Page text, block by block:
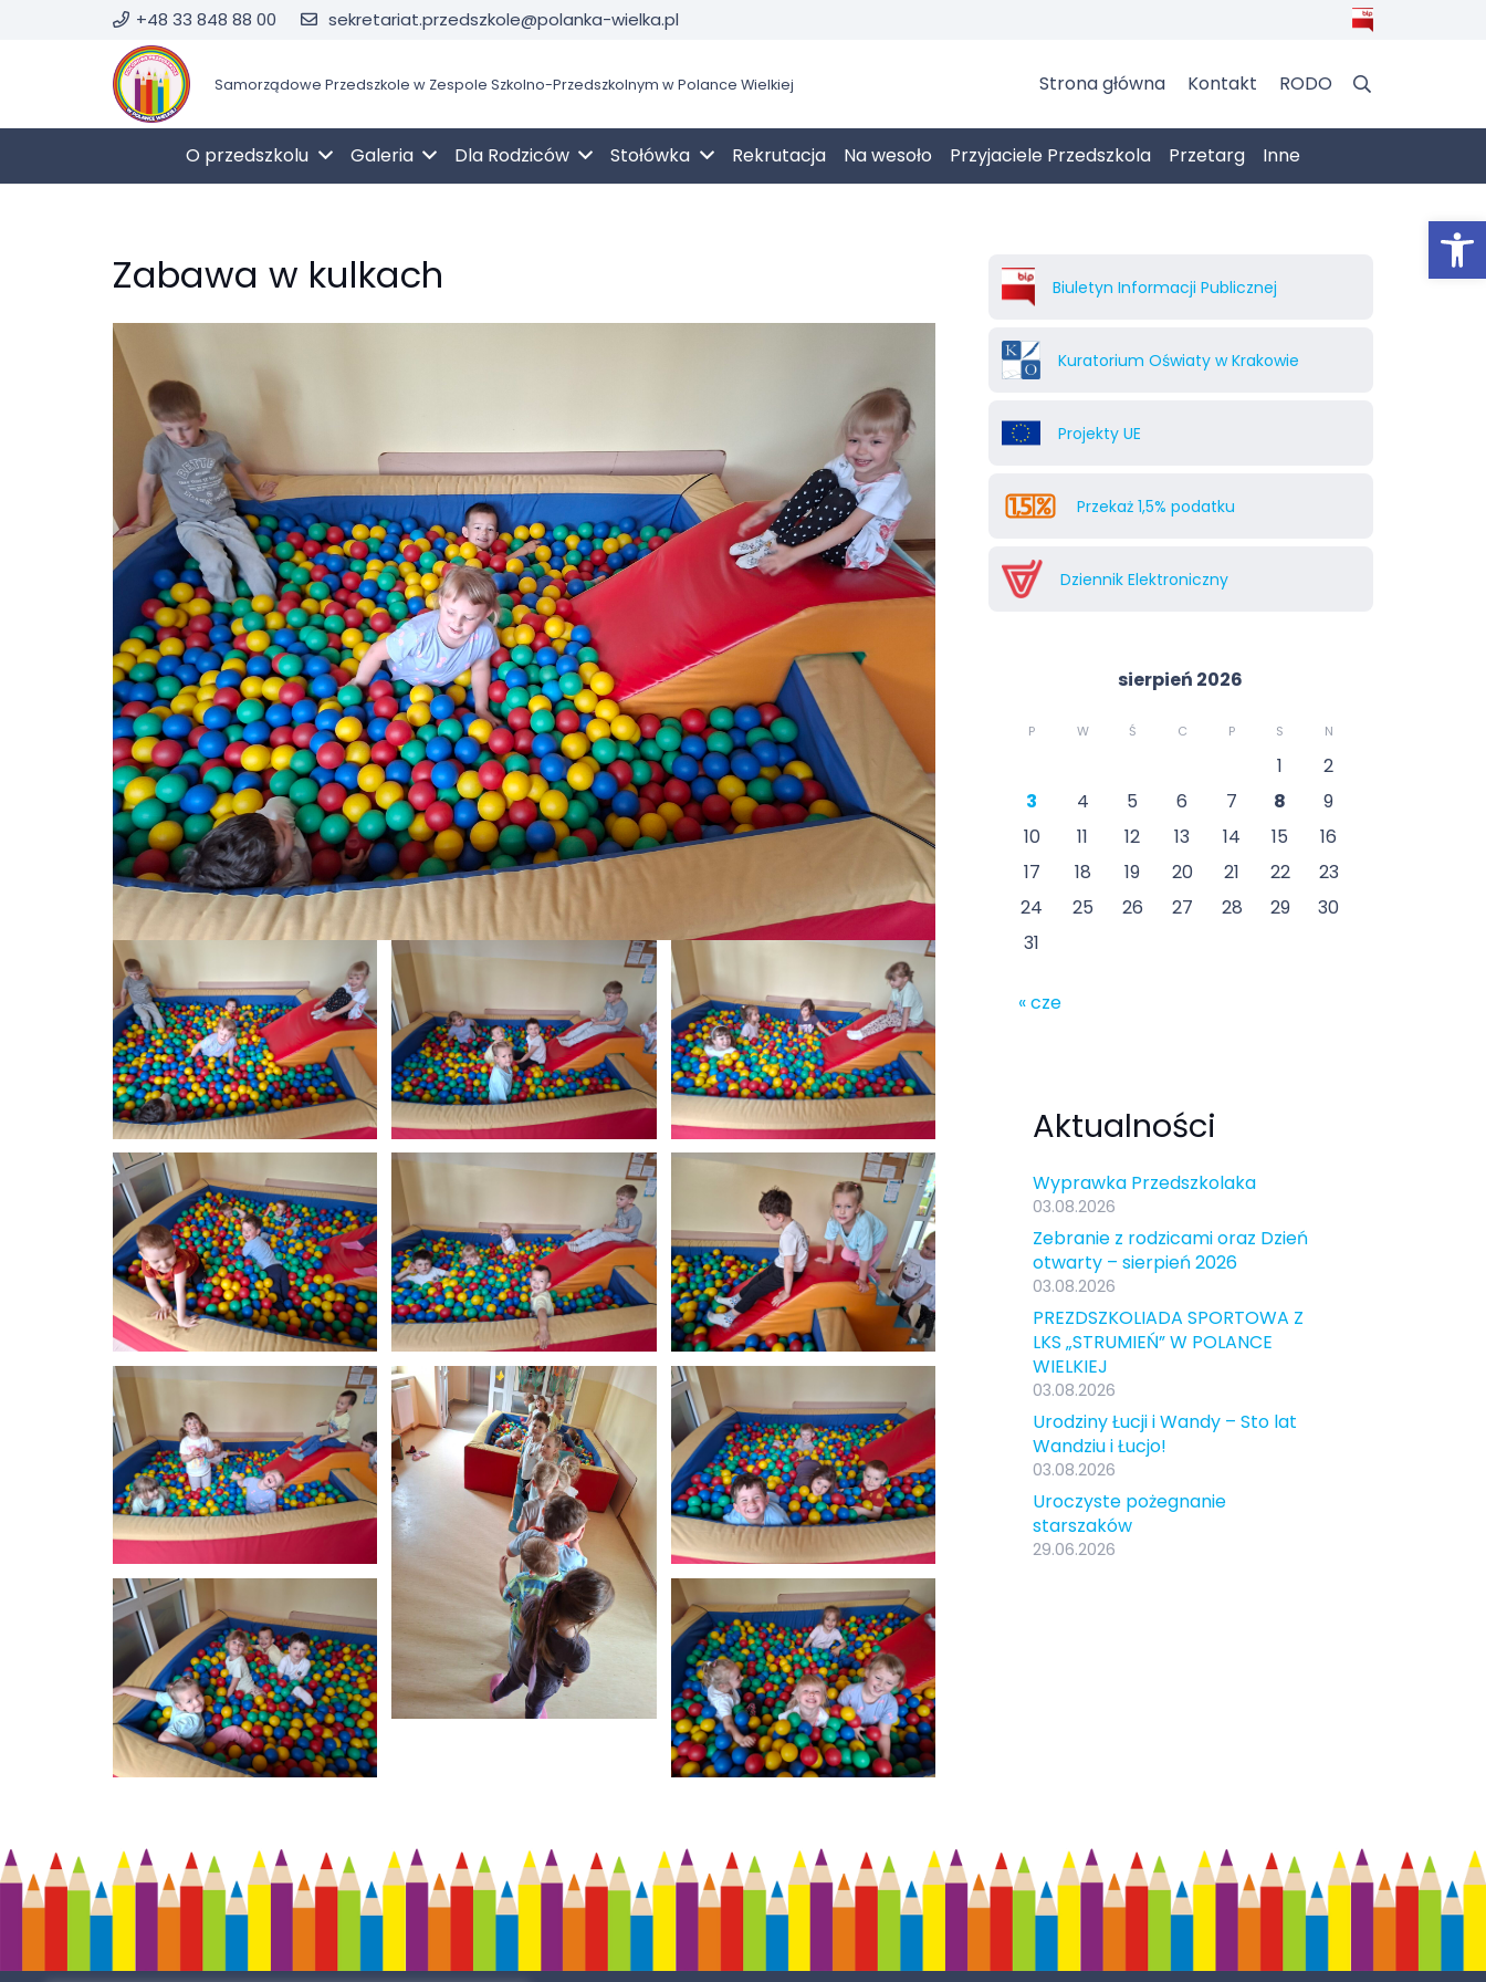
+48 33 848 88 00 sekretariat.przedszkole@polanka-wielka.pl
Samorządowe Przedszkole w Zespole Szkolno-Przedszkolnym w Polance Wielkiej Strona główna Kontakt RODO
O przedszkolu Galeria Dla Rodziców Stołówka Rekrutacja Na wesoło Przyjaciele Przedszkola Przetarg Inne
Zabawa w kulkach Biuletyn Informacji Publicznej
Kuratorium Oświaty w Krakowie
Projekty UE
Przekaż 1,5% podatku
Dziennik Elektroniczny
sierpień 2026
P W Ś C P S N
1
2
3
4 5 6 7 8
9
10
11 12 13 14 15
16
17
18 19 20 21 22
23
24
25 26 27 28 29
30
31
« cze
Aktualności
Wyprawka Przedszkolaka
03.08.2026
Zebranie z rodzicami oraz Dzień
otwarty – sierpień 2026
03.08.2026
PREZDSZKOLIADA SPORTOWA Z
LKS „STRUMIEŃ” W POLANCE
WIELKIEJ
03.08.2026
Urodziny Łucji i Wandy – Sto lat
Wandziu i Łucjo!
03.08.2026
Uroczyste pożegnanie
starszaków
29.06.2026